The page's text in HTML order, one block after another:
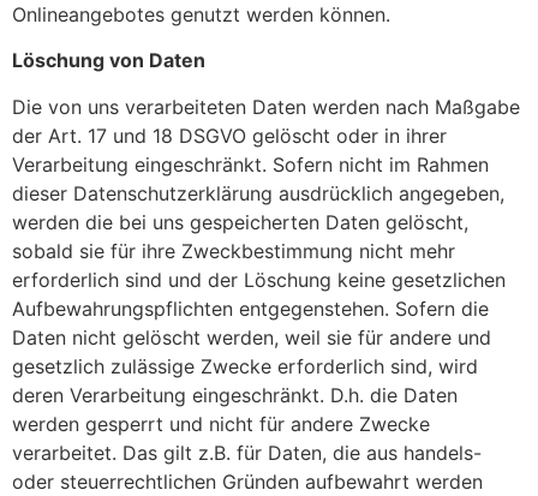
Onlineangebotes genutzt werden können.
Löschung von Daten
Die von uns verarbeiteten Daten werden nach Maßgabe
der Art. 17 und 18 DSGVO gelöscht oder in ihrer
Verarbeitung eingeschränkt. Sofern nicht im Rahmen
dieser Datenschutzerklärung ausdrücklich angegeben,
werden die bei uns gespeicherten Daten gelöscht,
sobald sie für ihre Zweckbestimmung nicht mehr
erforderlich sind und der Löschung keine gesetzlichen
Aufbewahrungspflichten entgegenstehen. Sofern die
Daten nicht gelöscht werden, weil sie für andere und
gesetzlich zulässige Zwecke erforderlich sind, wird
deren Verarbeitung eingeschränkt. D.h. die Daten
werden gesperrt und nicht für andere Zwecke
verarbeitet. Das gilt z.B. für Daten, die aus handels-
oder steuerrechtlichen Gründen aufbewahrt werden